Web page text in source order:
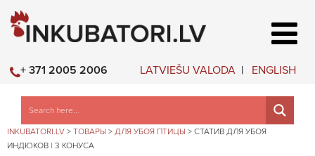
LATVIEŠU VALODA ENGLISH
+ 371 2005 2006
INKUBATORI.LV > ТОВАРЫ > ДЛЯ УБОЯ ПТИЦЫ > СТАТИВ ДЛЯ УБОЯ
ИНДЮКОВ | 3 КОНУСА